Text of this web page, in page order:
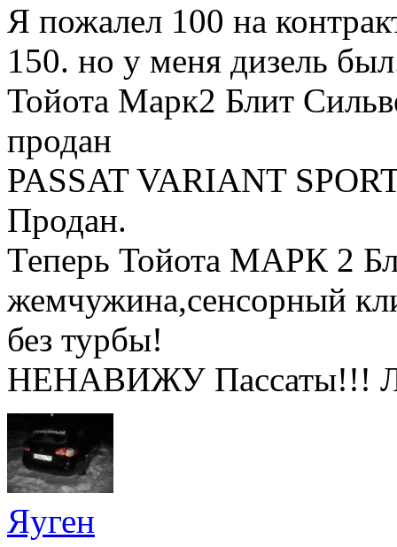
Я пожалел 100 на
150. но у меня дизель
Тойота Марк2 Блит
продан
PASSAT VARIANT
Продан.
Теперь Тойота МАРК 2
жемчужина,сенсорный
без турбы!
НЕНАВИЖУ
Яуген